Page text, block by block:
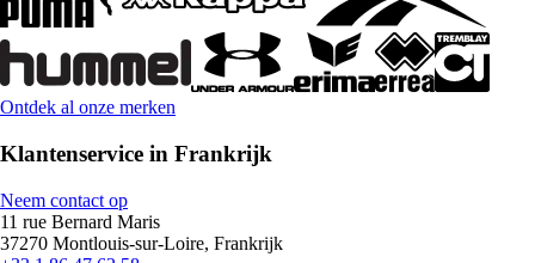
Ontdek al onze merken
Klantenservice in Frankrijk
Neem contact op
11 rue Bernard Maris
37270 Montlouis-sur-Loire, Frankrijk